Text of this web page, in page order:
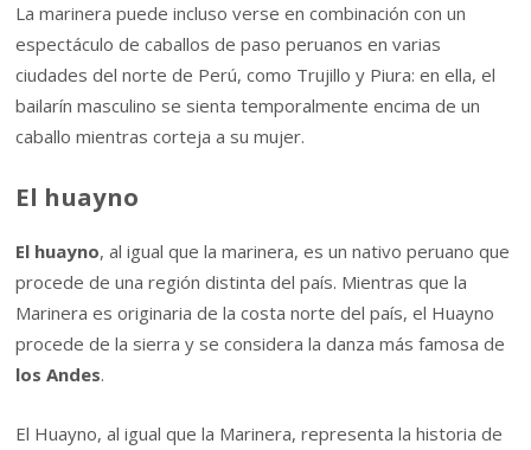
La marinera puede incluso verse en combinación con un
espectáculo de caballos de paso peruanos en varias
ciudades del norte de Perú, como Trujillo y Piura: en ella, el
bailarín masculino se sienta temporalmente encima de un
caballo mientras corteja a su mujer.
El huayno
El huayno, al igual que la marinera, es un nativo peruano que
procede de una región distinta del país. Mientras que la
Marinera es originaria de la costa norte del país, el Huayno
procede de la sierra y se considera la danza más famosa de
los Andes.
El Huayno, al igual que la Marinera, representa la historia de